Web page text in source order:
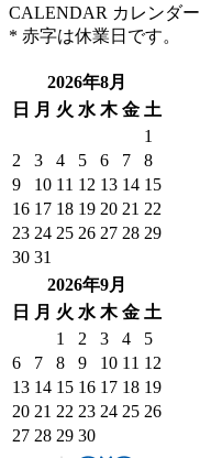
CALENDAR カレンダー
* 赤字は休業日です。
2026年8月
日
月 火 水 木 金 土
1
2
3 4 5 6 7
8
9
10 11 12 13 14 15
16 17 18 19 20 21 22
23 24 25 26 27 28 29
30 31
2026年9月
日
月 火 水 木 金 土
1
2 3 4
5
6
7 8 9 10 11 12
13 14 15 16 17 18 19
20 21 22 23 24 25 26
27 28 29 30